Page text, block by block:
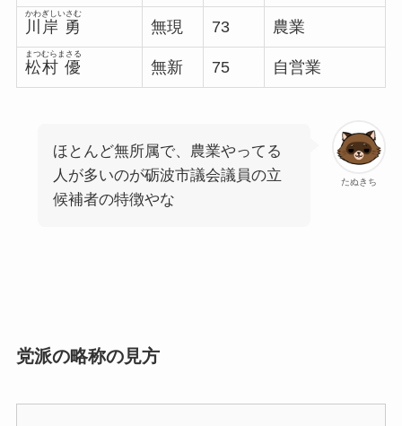
川岸 勇
かわぎしいさむ
無現 73 農業
松村 優
まつむらまさる
無新 75 自営業
たぬきち
ほとんど無所属で、農業やってる
人が多いのが砺波市議会議員の立
候補者の特徴やな
党派の略称の見方